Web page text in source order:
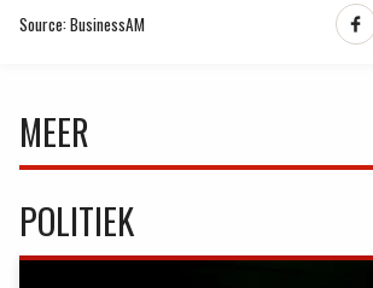
Source: BusinessAM
MEER
POLITIEK